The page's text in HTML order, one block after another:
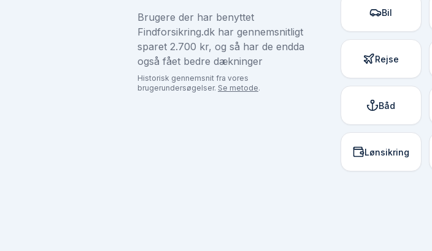
Brugere der har benyttet
Findforsikring.dk har gennemsnitligt
sparet 2.700 kr, og så har de endda
også fået bedre dækninger
Historisk gennemsnit fra vores
brugerundersøgelser. Se metode.
Bil
Rejse
Båd
Lønsikring